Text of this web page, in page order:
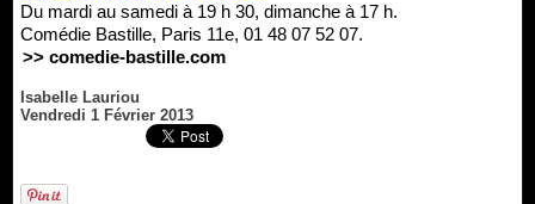
Du mardi au samedi à 19 h 30, dimanche à 17 h.
Comédie Bastille, Paris 11e, 01 48 07 52 07.
>> comedie-bastille.com
Isabelle Lauriou
Vendredi 1 Février 2013